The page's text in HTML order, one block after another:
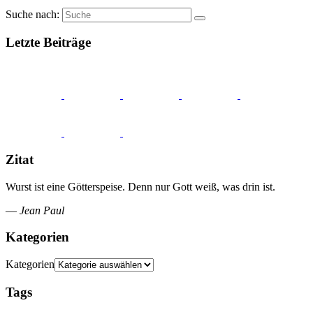
Suche nach:
Letzte Beiträge
Zitat
Wurst ist eine Götterspeise. Denn nur Gott weiß, was drin ist.
— Jean Paul
Kategorien
Kategorien
Tags